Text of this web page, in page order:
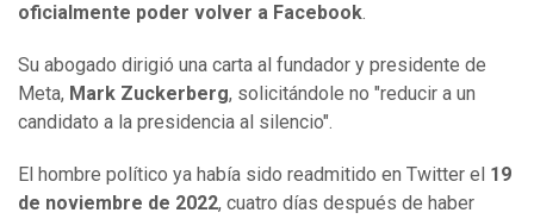
oficialmente poder volver a Facebook.
Su abogado dirigió una carta al fundador y presidente de
Meta, Mark Zuckerberg, solicitándole no "reducir a un
candidato a la presidencia al silencio".
El hombre político ya había sido readmitido en Twitter el 19
de noviembre de 2022, cuatro días después de haber